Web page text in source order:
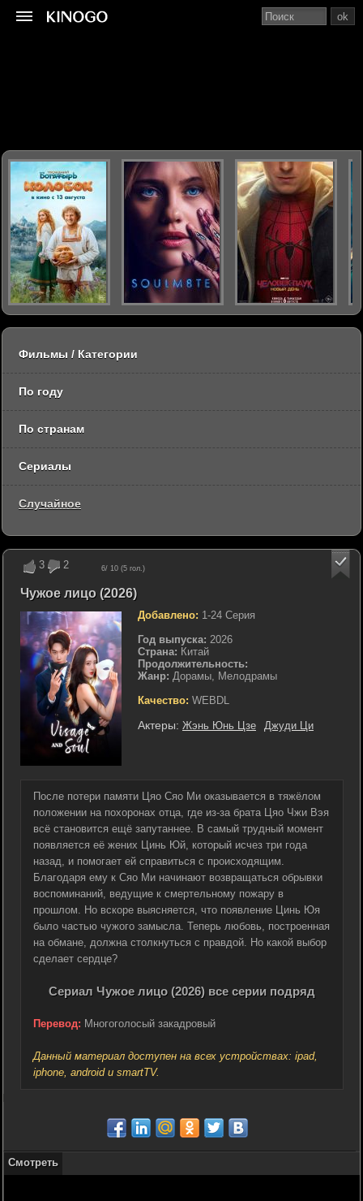
3 2 6/ 10 (5 гол.)
Чужое лицо (2026)
Добавлено: 1-24 Серия
Год выпуска: 2026
Страна: Китай
Продолжительность:
Жанр: Дорамы, Мелодрамы
Качество: WEBDL
Актеры: Жэнь Юнь Цзе Джуди Ци
После потери памяти Цяо Сяо Ми оказывается в тяжёлом
положении на похоронах отца, где из-за брата Цяо Чжи Вэя
всё становится ещё запутаннее. В самый трудный момент
появляется её жених Цинь Юй, который исчез три года
назад, и помогает ей справиться с происходящим.
Благодаря ему к Сяо Ми начинают возвращаться обрывки
воспоминаний, ведущие к смертельному пожару в
прошлом. Но вскоре выясняется, что появление Цинь Юя
было частью чужого замысла. Теперь любовь, построенная
на обмане, должна столкнуться с правдой. Но какой выбор
сделает сердце?
Сериал Чужое лицо (2026) все серии подряд
Перевод: Многоголосый закадровый
Данный материал доступен на всех устройствах: ipad,
iphone, android и smartTV.
Смотреть
ok
Фильмы / Категории
По году
По странам
Сериалы
Случайное